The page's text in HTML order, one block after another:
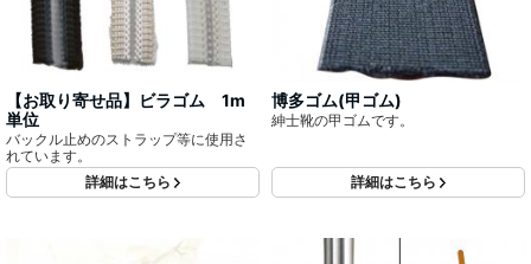
【お取り寄せ品】ビラゴム 1m
単位
バックル止めのストラップ等に使用さ
れています。
詳細はこちら
博多ゴム(甲ゴム)
紳士靴の甲ゴムです。
詳細はこちら